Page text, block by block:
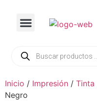
Inicio / Impresión / Tinta
Negro